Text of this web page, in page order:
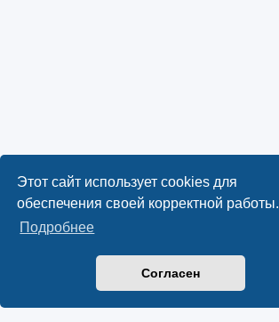
Этот сайт использует cookies для
обеспечения своей корректной работы.
Подробнее
Согласен